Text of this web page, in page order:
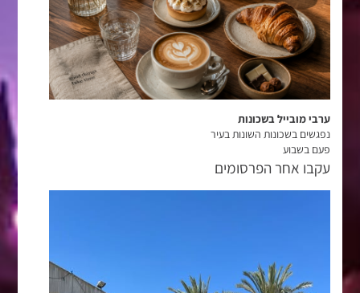
ערבי מובייל בשכונות
נפגשים בשכונות השונות בעיר
פעם בשבוע
עקבו אחר הפרסומים